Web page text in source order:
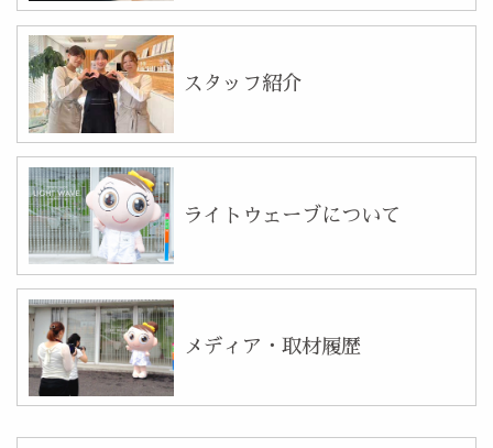
スタッフ紹介
ライトウェーブについて
メディア・取材履歴